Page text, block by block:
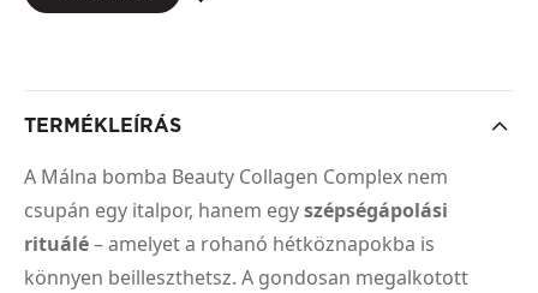
TERMÉKLEÍRÁS
A Málna bomba Beauty Collagen Complex nem
csupán egy italpor, hanem egyszépségápolási
rituálé– amelyet a rohanó hétköznapokba is
könnyen beilleszthetsz. A gondosan megalkotott